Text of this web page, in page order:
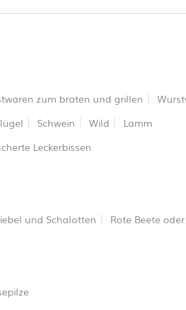
zum braten und grillen
Schwein Wild
Lamm
Leckerbissen
und Schalotten
Rote Beete